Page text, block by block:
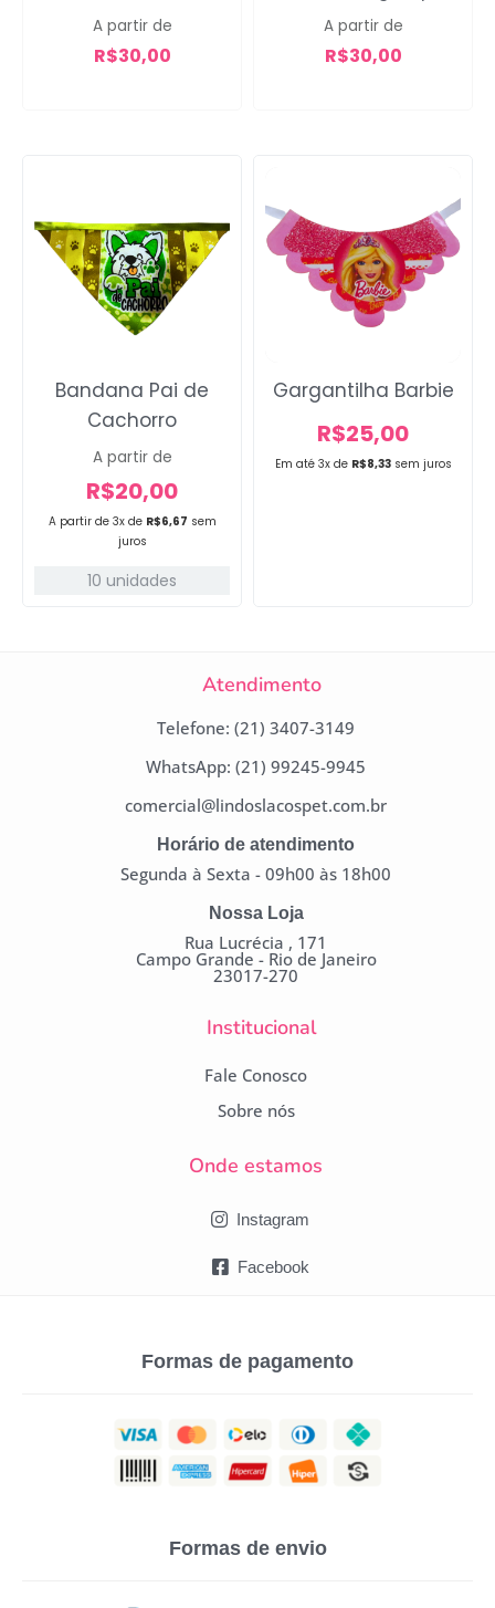
A partir de
R$30,00
A partir de
R$30,00
A partir de 3x de R$6,67 sem
juros
Bandana Pai de
Cachorro
A partir de
R$20,00
10 unidades
Em até 3x de R$8,33 sem juros
Gargantilha Barbie
R$25,00
Atendimento
Telefone: (21) 3407-3149
WhatsApp: (21) 99245-9945
comercial@lindoslacospet.com.br
Horário de atendimento
Segunda à Sexta - 09h00 às 18h00
Nossa Loja
Rua Lucrécia , 171
Campo Grande - Rio de Janeiro
23017-270
Institucional
Fale Conosco
Sobre nós
Onde estamos
Instagram
Facebook
Formas de pagamento
Formas de envio